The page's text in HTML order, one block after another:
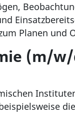
Planen und
(m/